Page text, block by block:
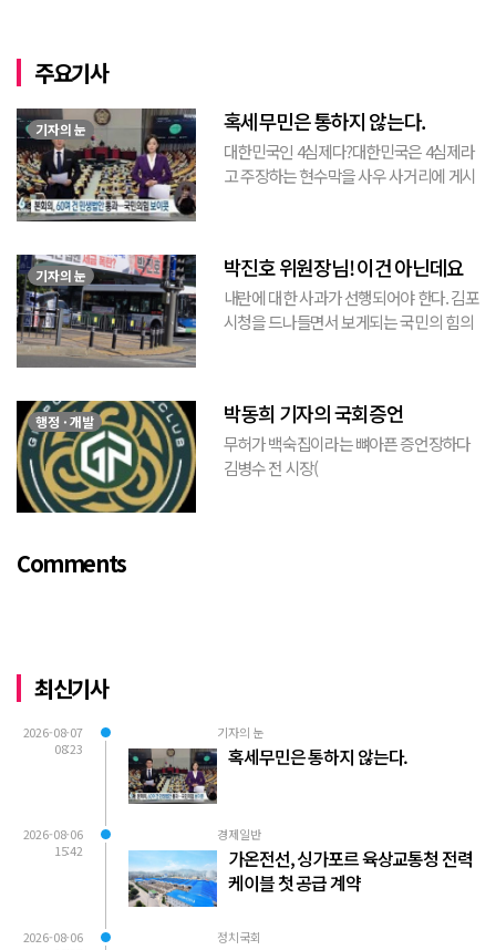
주요기사
기자의 눈 혹세무민은 통하지 않는다.
대한민국인 4심제다?대한민국은 4심제라
고 주장하는 현수막을 사우 사거리에 게시
민(惑...
기자의 눈 박진호 위원장님! 이건 아닌데요
내란에 대한 사과가 선행되어야 한다. 김포
시청을 드나들면서 보게되는 국민의 힘의
이 하...
행정 · 개발 박동희 기자의 국회증언
무허가 백숙집이라는 뼈아픈 증언장하다
김병수 전 시장(
Comments
최신기사
2026-08-07
08:23
기자의 눈
혹세무민은 통하지 않는다.
2026-08-06
15:42
경제일반
가온전선, 싱가포르 육상교통청 전력
케이블 첫 공급 계약
2026-08-06
정치국회